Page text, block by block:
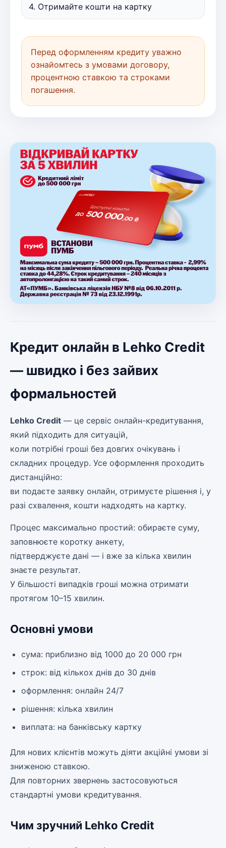
4. Отримайте кошти на картку
Перед оформленням кредиту уважно
ознайомтесь з умовами договору,
процентною ставкою та строками
погашення.
Кредит онлайн в Lehko Credit
— швидко і без зайвих
формальностей
Lehko Credit — це сервіс онлайн-кредитування,
який підходить для ситуацій,
коли потрібні гроші без довгих очікувань і
складних процедур. Усе оформлення проходить
дистанційно:
ви подаєте заявку онлайн, отримуєте рішення і, у
разі схвалення, кошти надходять на картку.
Процес максимально простий: обираєте суму,
заповнюєте коротку анкету,
підтверджуєте дані — і вже за кілька хвилин
знаєте результат.
У більшості випадків гроші можна отримати
протягом 10–15 хвилин.
Основні умови
сума: приблизно від 1000 до 20 000 грн
строк: від кількох днів до 30 днів
оформлення: онлайн 24/7
рішення: кілька хвилин
виплата: на банківську картку
Для нових клієнтів можуть діяти акційні умови зі
зниженою ставкою.
Для повторних звернень застосовуються
стандартні умови кредитування.
Чим зручний Lehko Credit